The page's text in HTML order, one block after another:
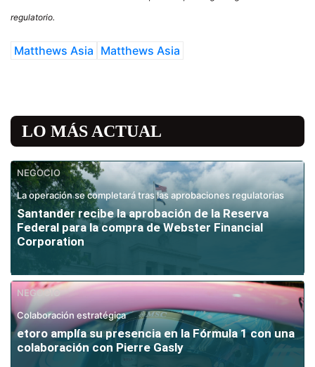
regulatorio.
Matthews Asia Matthews Asia
LO MÁS ACTUAL
NEGOCIO
La operación se completará tras las aprobaciones regulatorias
Santander recibe la aprobación de la Reserva
Federal para la compra de Webster Financial
Corporation
NEGOCIO
Colaboración estratégica
etoro amplía su presencia en la Fórmula 1 con una
colaboración con Pierre Gasly